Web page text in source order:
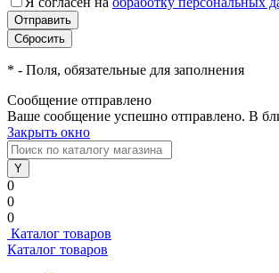
* - Поля, обязательные для заполнения
Сообщение отправлено
Ваше сообщение успешно отправлено. В
Закрыть окно
0
0
0
Каталог товаров
Каталог товаров